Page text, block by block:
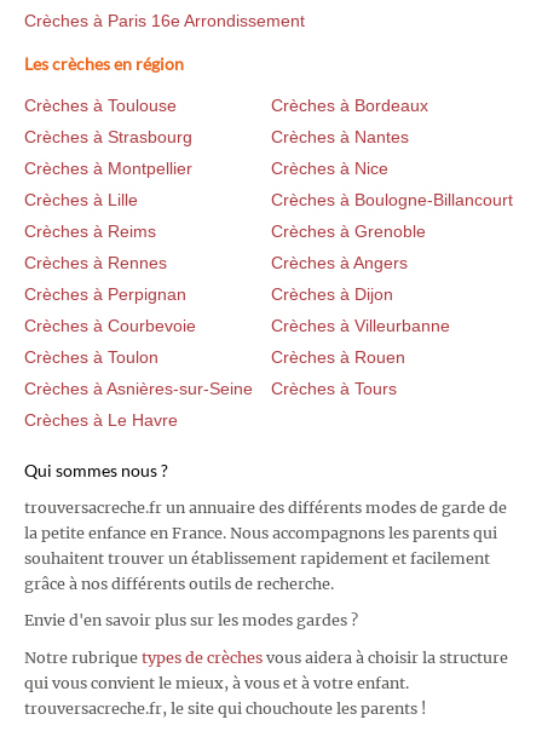
Crèches à Paris 16e Arrondissement
Les crèches en région
Crèches à Toulouse
Crèches à Bordeaux
Crèches à Strasbourg
Crèches à Nantes
Crèches à Montpellier
Crèches à Nice
Crèches à Lille
Crèches à Boulogne-Billancourt
Crèches à Reims
Crèches à Grenoble
Crèches à Rennes
Crèches à Angers
Crèches à Perpignan
Crèches à Dijon
Crèches à Courbevoie
Crèches à Villeurbanne
Crèches à Toulon
Crèches à Rouen
Crèches à Asnières-sur-Seine
Crèches à Tours
Crèches à Le Havre
Qui sommes nous ?
trouversacreche.fr un annuaire des différents modes de garde de
la petite enfance en France. Nous accompagnons les parents qui
souhaitent trouver un établissement rapidement et facilement
grâce à nos différents outils de recherche.
Envie d'en savoir plus sur les modes gardes ?
Notre rubrique types de crèches vous aidera à choisir la structure
qui vous convient le mieux, à vous et à votre enfant.
trouversacreche.fr, le site qui chouchoute les parents !